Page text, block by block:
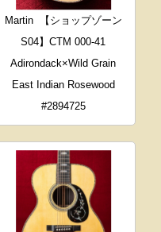
Martin
【ショップゾーン
S04】CTM 000-41
Adirondack×Wild Grain
East Indian Rosewood
#2894725